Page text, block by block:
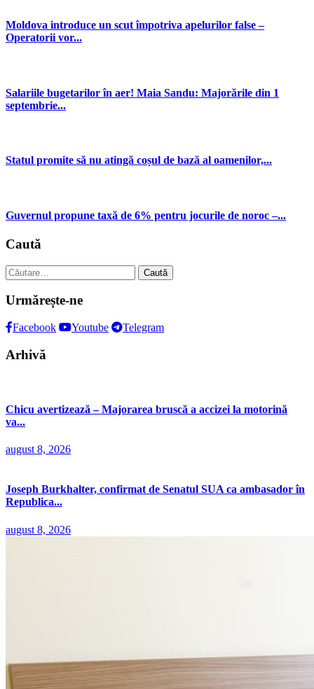
Moldova introduce un scut împotriva apelurilor false –
Operatorii vor...
Salariile bugetarilor în aer! Maia Sandu: Majorările din 1
septembrie...
Statul promite să nu atingă coșul de bază al oamenilor,...
Guvernul propune taxă de 6% pentru jocurile de noroc –...
Caută
Caută
după:
Urmărește-ne
Facebook Youtube Telegram
Arhivă
Chicu avertizează – Majorarea bruscă a accizei la motorină
va...
august 8, 2026
Joseph Burkhalter, confirmat de Senatul SUA ca ambasador în
Republica...
august 8, 2026